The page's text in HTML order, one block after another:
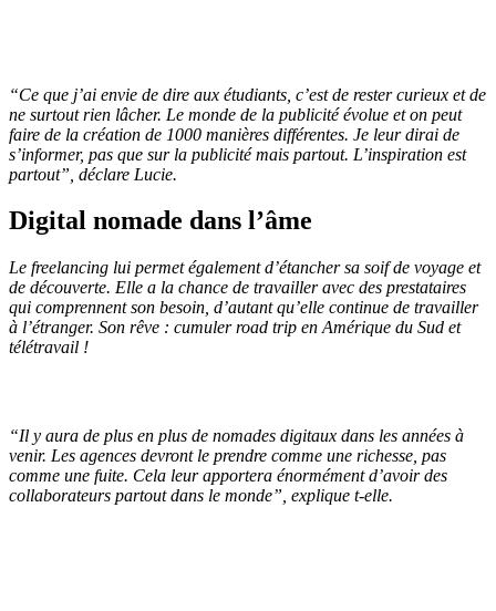
“Ce que j’ai envie de dire aux étudiants, c’est de rester curieux et de
ne surtout rien lâcher. Le monde de la publicité évolue et on peut
faire de la création de 1000 manières différentes. Je leur dirai de
s’informer, pas que sur la publicité mais partout. L’inspiration est
partout”, déclare Lucie.
Digital nomade dans l’âme
Le freelancing lui permet également d’étancher sa soif de voyage et
de découverte. Elle a la chance de travailler avec des prestataires
qui comprennent son besoin, d’autant qu’elle continue de travailler
à l’étranger. Son rêve : cumuler road trip en Amérique du Sud et
télétravail !
“Il y aura de plus en plus de nomades digitaux dans les années à
venir. Les agences devront le prendre comme une richesse, pas
comme une fuite. Cela leur apportera énormément d’avoir des
collaborateurs partout dans le monde”, explique t-elle.